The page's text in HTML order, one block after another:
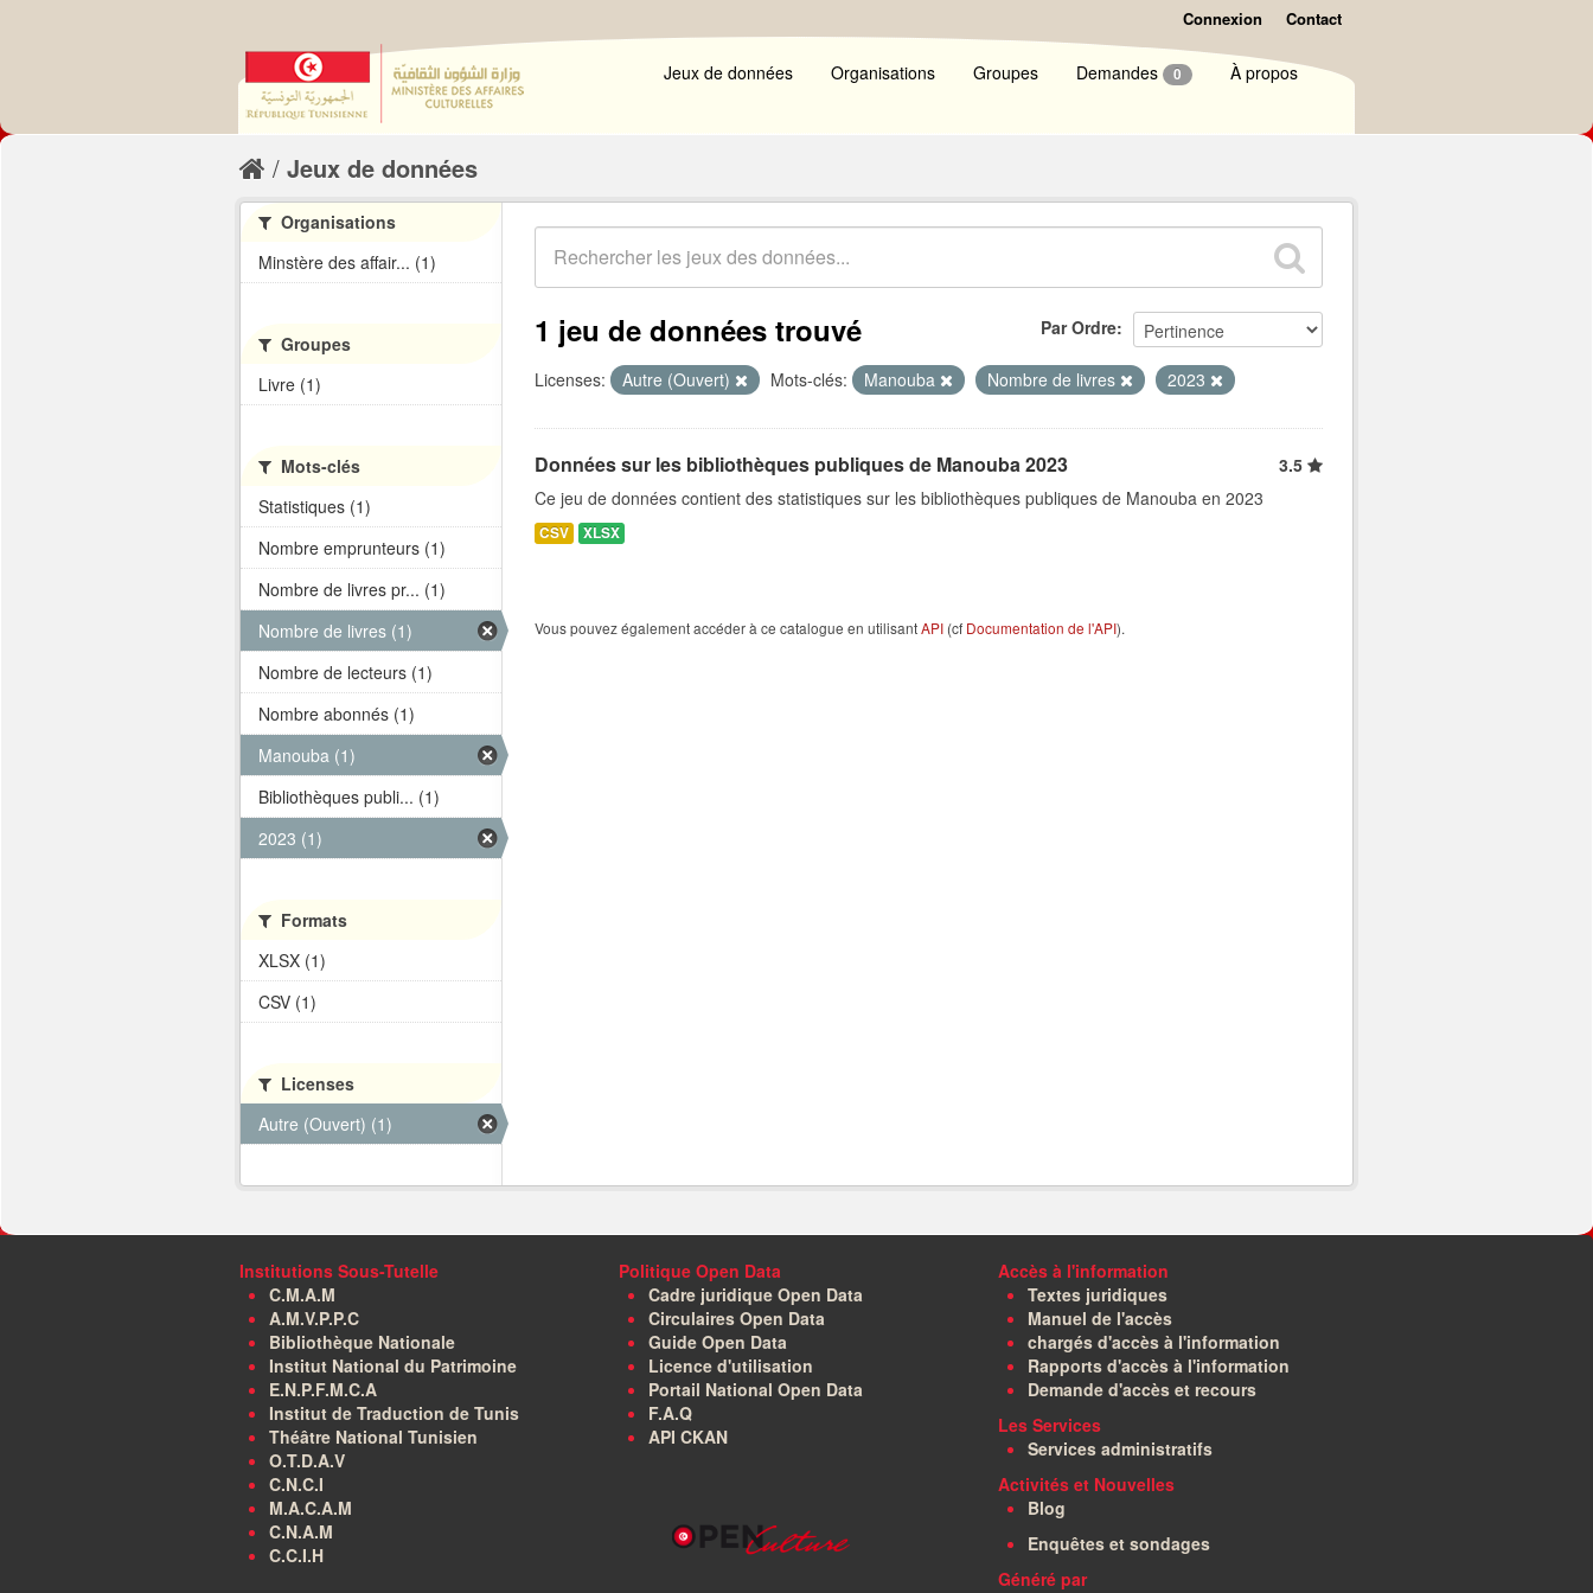
Connexion Contact
Jeux de données Organisations Groupes Demandes 0 À propos
Jeux de données
Par Ordre
1 jeu de données trouvé
Licenses: Autre (Ouvert) Mots-clés: Manouba Nombre de livres 2023
Données sur les bibliothèques publiques de Manouba 2023
3.5
Ce jeu de données contient des statistiques sur les bibliothèques publiques de Manouba en 2023
CSV XLSX
Vous pouvez également accéder à ce catalogue en utilisantAPI (cf Documentation de l'API).
Organisations
Minstère des affair... (1)
Groupes
Livre (1)
Mots-clés
Statistiques (1)
Nombre emprunteurs (1)
Nombre de livres pr... (1)
Nombre de livres (1)
Nombre de lecteurs (1)
Nombre abonnés (1)
Manouba (1)
Bibliothèques publi... (1)
2023 (1)
Formats
XLSX (1)
CSV (1)
Licenses
Autre (Ouvert) (1)
Institutions Sous-Tutelle
C.M.A.M
A.M.V.P.P.C
Bibliothèque Nationale
Institut National du Patrimoine
E.N.P.F.M.C.A
Institut de Traduction de Tunis
Théâtre National Tunisien
O.T.D.A.V
C.N.C.I
M.A.C.A.M
C.N.A.M
C.C.I.H
Politique Open Data
Cadre juridique Open Data
Circulaires Open Data
Guide Open Data
Licence d'utilisation
Portail National Open Data
F.A.Q
API CKAN
Accès à l'information
Textes juridiques
Manuel de l'accès
chargés d'accès à l'information
Rapports d'accès à l'information
Demande d'accès et recours
Les Services
Services administratifs
Activités et Nouvelles
Blog
Enquêtes et sondages
Généré par